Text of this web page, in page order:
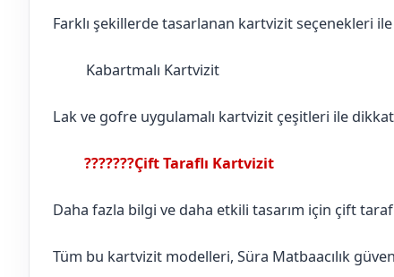
Farklı şekillerde tasarlanan kartvizit seçenekleri
Kabartmalı Kartvizit
Lak ve gofre uygulamalı kartvizit çeşitleri ile
???????Çift Taraflı Kartvizit
Daha fazla bilgi ve daha etkili tasarım için çift
Tüm bu kartvizit modelleri, Süra Matbaacılık